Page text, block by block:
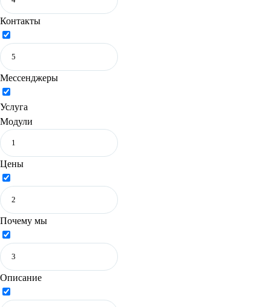
Контакты
Мессенджеры
Услуга
Модули
Цены
Почему мы
Описание